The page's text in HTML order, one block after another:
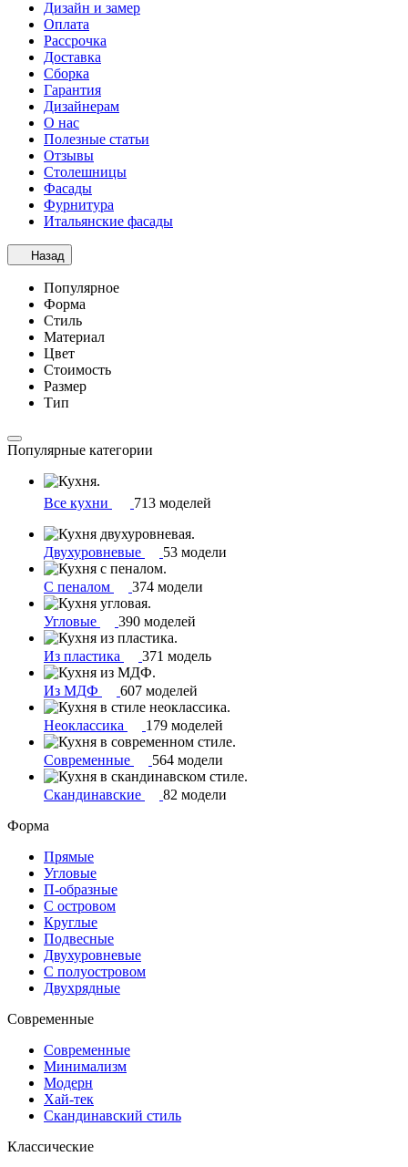
Дизайн и замер
Оплата
Рассрочка
Доставка
Сборка
Гарантия
Дизайнерам
О нас
Полезные статьи
Отзывы
Столешницы
Фасады
Фурнитура
Итальянские фасады
Назад
Популярное
Форма
Стиль
Материал
Цвет
Стоимость
Размер
Тип
Популярные категории
Все кухни 713 моделей
Двухуровневые 53 модели
С пеналом 374 модели
Угловые 390 моделей
Из пластика 371 модель
Из МДФ 607 моделей
Неоклассика 179 моделей
Современные 564 модели
Скандинавские
82 модели
Форма
Прямые
Угловые
П-образные
С островом
Круглые
Подвесные
Двухуровневые
С полуостровом
Двухрядные
Современные
Современные
Минимализм
Модерн
Хай-тек
Скандинавский стиль
Классические